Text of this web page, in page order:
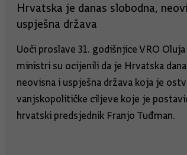
Hrvatska je danas slobodna,
uspješna država
Uoči proslave 31. godišnjice VRO
ministri su ocijenili da je Hrvatska
neovisna i uspješna država koja je
vanjskopolitičke ciljeve koje je
hrvatski predsjednik Franjo Tuđman.